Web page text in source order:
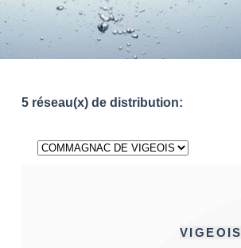
5 réseau(x) de distribution:
VIGEOIS